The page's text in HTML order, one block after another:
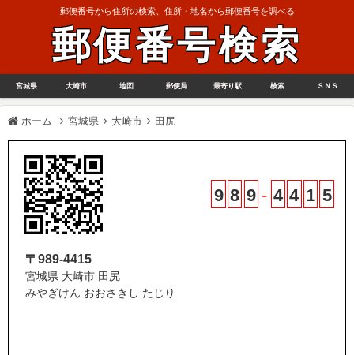
郵便番号から住所の検索、住所・地名から郵便番号を調べる
郵便番号検索
宮城県 大崎市 地図 郵便局 最寄り駅 検索 ＳＮＳ
ホーム 宮城県 大崎市 田尻
9 8 9 - 4 4 1 5
〒989-4415
宮城県 大崎市 田尻
みやぎけん おおさきし たじり